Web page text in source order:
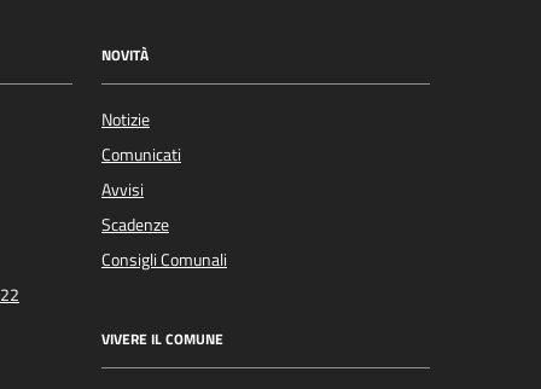
NOVITÀ
Notizie
Comunicati
Avvisi
Scadenze
Consigli Comunali
VIVERE IL COMUNE